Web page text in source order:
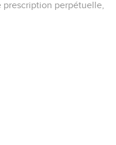
perpétuelle,